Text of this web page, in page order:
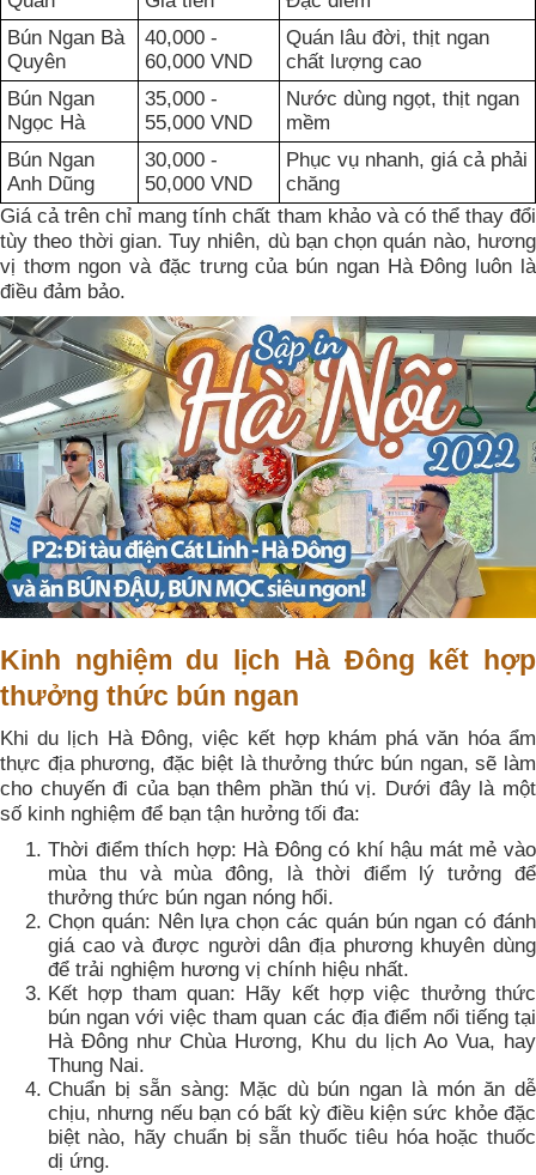
Bún Ngan Bà
Quyên
40,000 -
60,000 VND
Quán lâu đời, thịt ngan
chất lượng cao
Bún Ngan
Ngọc Hà
35,000 -
55,000 VND
Nước dùng ngọt, thịt ngan
mềm
Bún Ngan
Anh Dũng
30,000 -
50,000 VND
Phục vụ nhanh, giá cả phải
chăng
Giá cả trên chỉ mang tính chất tham khảo và có thể thay đổi
tùy theo thời gian. Tuy nhiên, dù bạn chọn quán nào, hương
vị thơm ngon và đặc trưng của bún ngan Hà Đông luôn là
điều đảm bảo.
Kinh nghiệm du lịch Hà Đông kết hợp
thưởng thức bún ngan
Khi du lịch Hà Đông, việc kết hợp khám phá văn hóa ẩm
thực địa phương, đặc biệt là thưởng thức bún ngan, sẽ làm
cho chuyến đi của bạn thêm phần thú vị. Dưới đây là một
số kinh nghiệm để bạn tận hưởng tối đa:
Thời điểm thích hợp: Hà Đông có khí hậu mát mẻ vào
mùa thu và mùa đông, là thời điểm lý tưởng để
thưởng thức bún ngan nóng hổi.
Chọn quán: Nên lựa chọn các quán bún ngan có đánh
giá cao và được người dân địa phương khuyên dùng
để trải nghiệm hương vị chính hiệu nhất.
Kết hợp tham quan: Hãy kết hợp việc thưởng thức
bún ngan với việc tham quan các địa điểm nổi tiếng tại
Hà Đông như Chùa Hương, Khu du lịch Ao Vua, hay
Thung Nai.
Chuẩn bị sẵn sàng: Mặc dù bún ngan là món ăn dễ
chịu, nhưng nếu bạn có bất kỳ điều kiện sức khỏe đặc
biệt nào, hãy chuẩn bị sẵn thuốc tiêu hóa hoặc thuốc
dị ứng.